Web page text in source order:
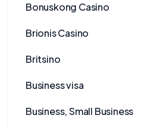
Bonuskong Casino
Brionis Casino
Britsino
Business visa
Business, Small Business